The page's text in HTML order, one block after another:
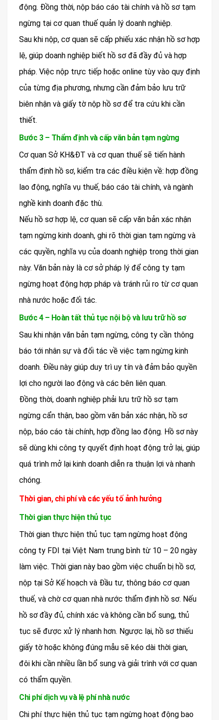
động. Đồng thời, nộp báo cáo tài chính và hồ sơ tạm
ngừng tại cơ quan thuế quản lý doanh nghiệp.
Sau khi nộp, cơ quan sẽ cấp phiếu xác nhận hồ sơ hợp
lệ, giúp doanh nghiệp biết hồ sơ đã đầy đủ và hợp
pháp. Việc nộp trực tiếp hoặc online tùy vào quy định
của từng địa phương, nhưng cần đảm bảo lưu trữ
biên nhận và giấy tờ nộp hồ sơ để tra cứu khi cần
thiết.
Bước 3 – Thẩm định và cấp văn bản tạm ngừng
Cơ quan Sở KH&ĐT và cơ quan thuế sẽ tiến hành
thẩm định hồ sơ, kiểm tra các điều kiện về: hợp đồng
lao động, nghĩa vụ thuế, báo cáo tài chính, và ngành
nghề kinh doanh đặc thù.
Nếu hồ sơ hợp lệ, cơ quan sẽ cấp văn bản xác nhận
tạm ngừng kinh doanh, ghi rõ thời gian tạm ngừng và
các quyền, nghĩa vụ của doanh nghiệp trong thời gian
này. Văn bản này là cơ sở pháp lý để công ty tạm
ngừng hoạt động hợp pháp và tránh rủi ro từ cơ quan
nhà nước hoặc đối tác.
Bước 4 – Hoàn tất thủ tục nội bộ và lưu trữ hồ sơ
Sau khi nhận văn bản tạm ngừng, công ty cần thông
báo tới nhân sự và đối tác về việc tạm ngừng kinh
doanh. Điều này giúp duy trì uy tín và đảm bảo quyền
lợi cho người lao động và các bên liên quan.
Đồng thời, doanh nghiệp phải lưu trữ hồ sơ tạm
ngừng cẩn thận, bao gồm văn bản xác nhận, hồ sơ
nộp, báo cáo tài chính, hợp đồng lao động. Hồ sơ này
sẽ dùng khi công ty quyết định hoạt động trở lại, giúp
quá trình mở lại kinh doanh diễn ra thuận lợi và nhanh
chóng.
Thời gian, chi phí và các yếu tố ảnh hưởng
Thời gian thực hiện thủ tục
Thời gian thực hiện thủ tục tạm ngừng hoạt động
công ty FDI tại Việt Nam trung bình từ 10 – 20 ngày
làm việc. Thời gian này bao gồm việc chuẩn bị hồ sơ,
nộp tại Sở Kế hoạch và Đầu tư, thông báo cơ quan
thuế, và chờ cơ quan nhà nước thẩm định hồ sơ. Nếu
hồ sơ đầy đủ, chính xác và không cần bổ sung, thủ
tục sẽ được xử lý nhanh hơn. Ngược lại, hồ sơ thiếu
giấy tờ hoặc không đúng mẫu sẽ kéo dài thời gian,
đôi khi cần nhiều lần bổ sung và giải trình với cơ quan
có thẩm quyền.
Chi phí dịch vụ và lệ phí nhà nước
Chi phí thực hiện thủ tục tạm ngừng hoạt động bao